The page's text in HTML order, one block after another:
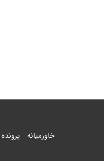
خاورمیانه